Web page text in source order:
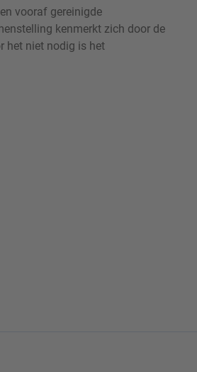
vooraf gereinigde
kenmerkt zich door de
het niet nodig is het